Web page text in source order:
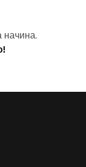
начина.